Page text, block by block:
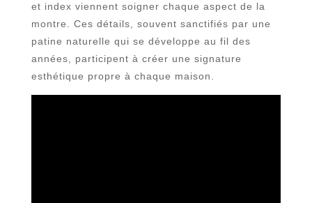
et index viennent soigner chaque aspect de la
montre. Ces détails, souvent sanctifiés par une
patine naturelle qui se développe au fil des
années, participent à créer une signature
esthétique propre à chaque maison.